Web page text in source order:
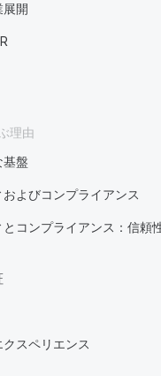
展開
理由
基盤
よびコンプライアンス
コンプライアンス：信頼
スペリエンス